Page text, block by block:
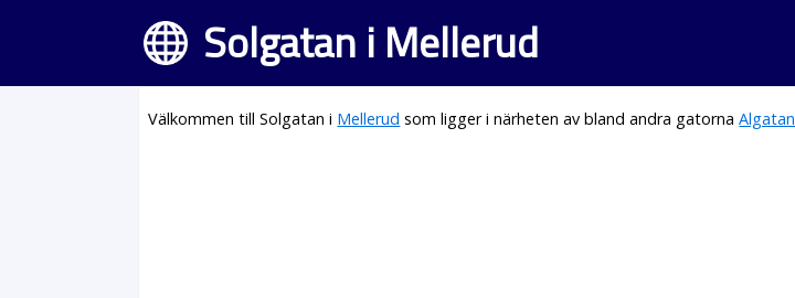
Solgatan i Mellerud
Välkommen till Solgatan i Mellerud som ligger i närheten av bland andra gatornaAlgatan